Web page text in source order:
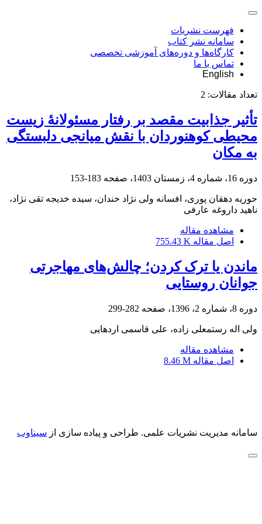
فهرست نشریات
سامانه نشر کتاب
کارگاه‌ها و دوره‌های آموزشی تخصصی
تماس با ما
English
تعداد مقالات: 2
تأثیر جذابیت مقصد بر رفتار مسئولانۀ زیست
محیطی کوهنوردان با نقش میانجی دلبستگی
به مکان
دوره 16، شماره 4، زمستان 1403، صفحه 183-153
حوریه دهقان پوری، افسانه ولی نژاد خندان، سیده خدیجه تقی نژاد،
ناهید داروغه عارفی
مشاهده مقاله
اصل مقاله 755.43 K
ماندن یا ترک ‌کردن؛ چالش‌های مهاجرتی
جوانان روستایی
دوره 8، شماره 2، 1396، صفحه 282-299
ولی اله رستمعلی زاده، علی قاسمی اردهایی
مشاهده مقاله
اصل مقاله 8.46 M
سامانه مدیریت نشریات علمی. طراحی و پیاده سازی از سیناوب